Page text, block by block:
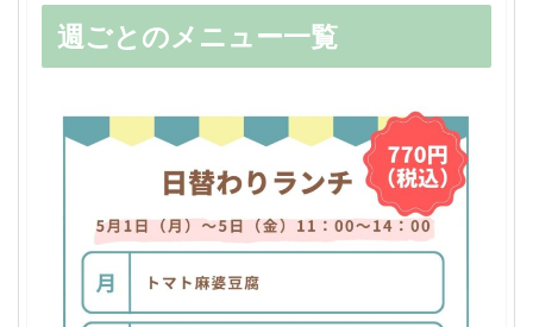
週ごとのメニュー一覧